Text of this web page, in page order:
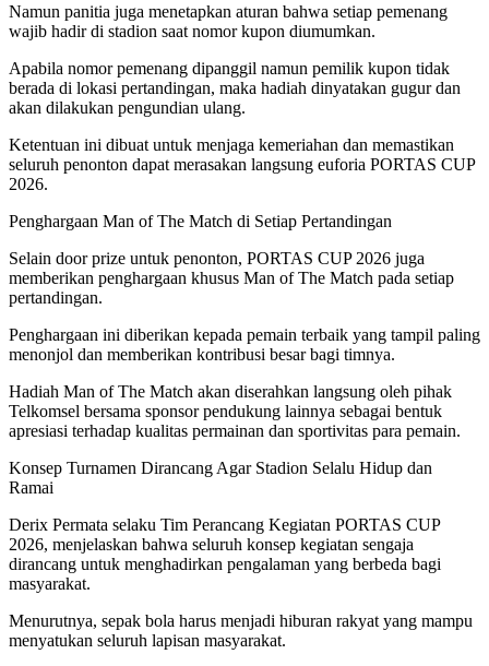
Namun panitia juga menetapkan aturan bahwa setiap pemenang
wajib hadir di stadion saat nomor kupon diumumkan.
Apabila nomor pemenang dipanggil namun pemilik kupon tidak
berada di lokasi pertandingan, maka hadiah dinyatakan gugur dan
akan dilakukan pengundian ulang.
Ketentuan ini dibuat untuk menjaga kemeriahan dan memastikan
seluruh penonton dapat merasakan langsung euforia PORTAS CUP
2026.
Penghargaan Man of The Match di Setiap Pertandingan
Selain door prize untuk penonton, PORTAS CUP 2026 juga
memberikan penghargaan khusus Man of The Match pada setiap
pertandingan.
Penghargaan ini diberikan kepada pemain terbaik yang tampil paling
menonjol dan memberikan kontribusi besar bagi timnya.
Hadiah Man of The Match akan diserahkan langsung oleh pihak
Telkomsel bersama sponsor pendukung lainnya sebagai bentuk
apresiasi terhadap kualitas permainan dan sportivitas para pemain.
Konsep Turnamen Dirancang Agar Stadion Selalu Hidup dan
Ramai
Derix Permata selaku Tim Perancang Kegiatan PORTAS CUP
2026, menjelaskan bahwa seluruh konsep kegiatan sengaja
dirancang untuk menghadirkan pengalaman yang berbeda bagi
masyarakat.
Menurutnya, sepak bola harus menjadi hiburan rakyat yang mampu
menyatukan seluruh lapisan masyarakat.